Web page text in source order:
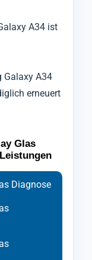
A34 ist
Galaxy A34
erneuert
Glas
Diagnose